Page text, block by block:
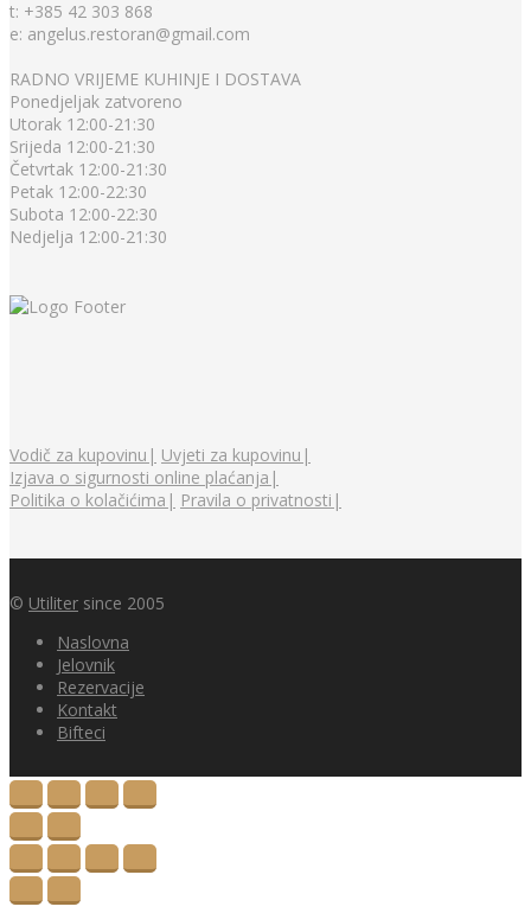
t: +385 42 303 868
e: angelus.restoran@gmail.com
RADNO VRIJEME KUHINJE I DOSTAVA
Ponedjeljak zatvoreno
Utorak 12:00-21:30
Srijeda 12:00-21:30
Četvrtak 12:00-21:30
Petak 12:00-22:30
Subota 12:00-22:30
Nedjelja 12:00-21:30
Vodič za kupovinu| Uvjeti za kupovinu|
Izjava o sigurnosti online plaćanja|
Politika o kolačićima| Pravila o privatnosti|
© Utiliter since 2005
Naslovna
Jelovnik
Rezervacije
Kontakt
Bifteci